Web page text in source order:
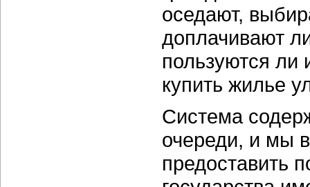
оседают,
доплачивают
пользуются ли
купить жилье
Система
очереди, и мы
предоставить